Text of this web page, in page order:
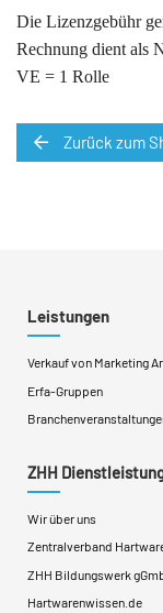
Die Lizenzgebühr
Rechnung dient als
VE = 1 Rolle
Zurück zum
Leistungen
Verkauf von Marketing
Erfa-Gruppen
ZHH
Wir über uns
Zentralverband
ZHH Bildungswerk
Hartwarenwissen.de